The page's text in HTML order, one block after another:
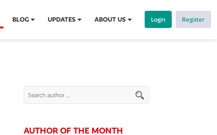
BLOG UPDATES ABOUT US Login Register
AUTHOR OF THE MONTH